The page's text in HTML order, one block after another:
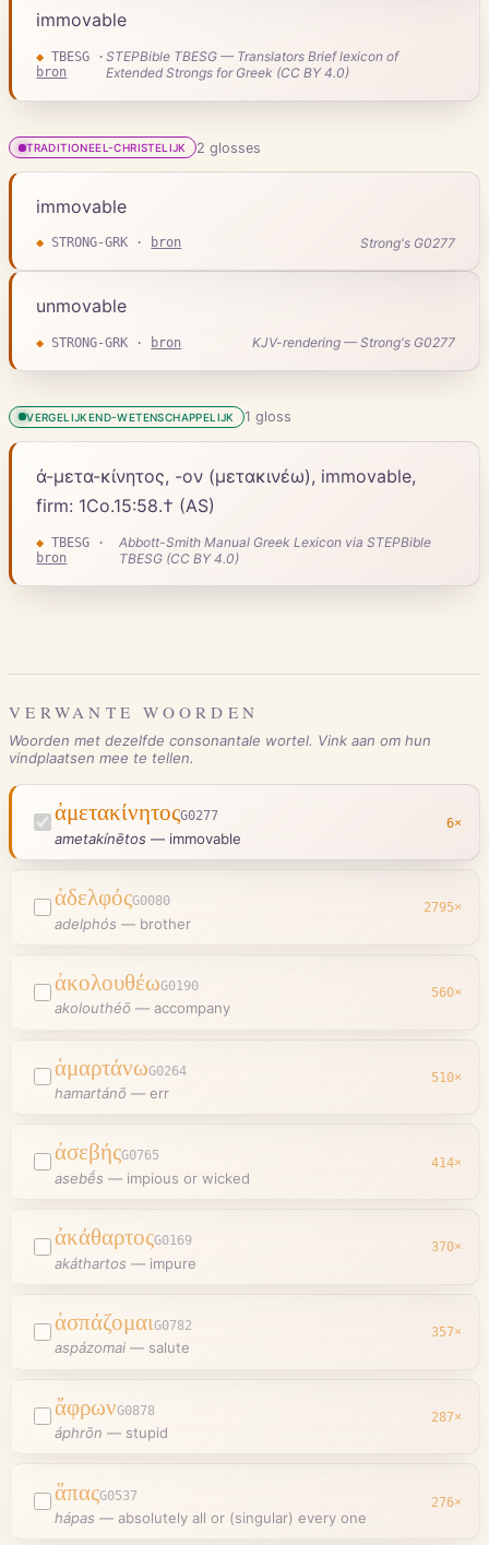
immovable
◆ TBESG ·
bron
STEPBible TBESG — Translators Brief lexicon of
Extended Strongs for Greek (CC BY 4.0)
TRADITIONEEL-CHRISTELIJK 2 glosses
immovable
◆ STRONG-GRK · bron Strong's G0277
unmovable
◆ STRONG-GRK · bron KJV-rendering — Strong's G0277
VERGELIJKEND-WETENSCHAPPELIJK 1 gloss
ἀ-μετα-κίνητος, -ον (μετακινέω), immovable,
firm: 1Co.15:58.† (AS)
◆ TBESG ·
bron
Abbott-Smith Manual Greek Lexicon via STEPBible
TBESG (CC BY 4.0)
VERWANTE WOORDEN
Woorden met dezelfde consonantale wortel. Vink aan om hun
vindplaatsen mee te tellen.
ἀμετακίνητοςG0277
ametakínētos — immovable
6×
ἀδελφόςG0080
adelphós — brother
2795×
ἀκολουθέωG0190
akolouthéō — accompany
560×
ἁμαρτάνωG0264
hamartánō — err
510×
ἀσεβήςG0765
asebḗs — impious or wicked
414×
ἀκάθαρτοςG0169
akáthartos — impure
370×
ἀσπάζομαιG0782
aspázomai — salute
357×
ἄφρωνG0878
áphrōn — stupid
287×
ἅπαςG0537
hápas — absolutely all or (singular) every one
276×